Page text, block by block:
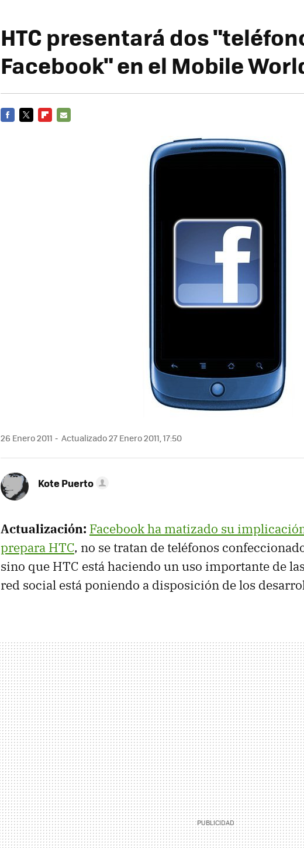
HTC presentará dos
Facebook" en el Mobile
26 Enero 2011 Actualizado 27 Enero 2011, 17:50
Kote Puerto
Actualización: Facebook ha matizado su
prepara HTC, no se tratan de teléfonos
sino que HTC está haciendo un uso importante de
red social está poniendo a disposición de los